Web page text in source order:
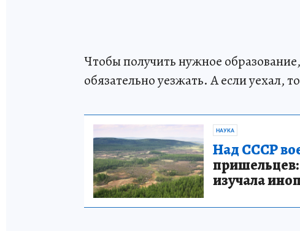
Чтобы получить нужное
обязательно уезжать. А если уехал,
НАУКА
Над СССР
пришельцев:
изучала